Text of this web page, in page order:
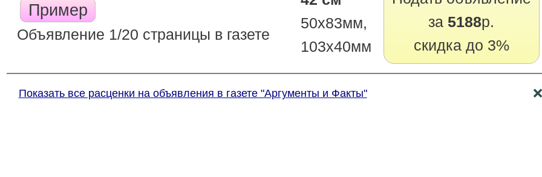
Пример
Объявление 1/20 страницы в газете
50х83мм,
103х40мм
за 5188р.
скидка до 3%
Показать все расценки на объявления в газете "Аргументы и Факты"